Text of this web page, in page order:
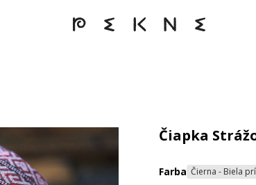
Čiapka
Farba Čierna - Biela